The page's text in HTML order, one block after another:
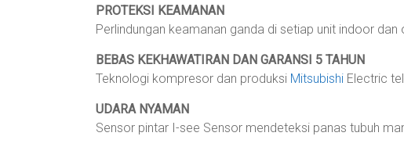
PROTEKSI KEAMANAN
Perlindungan keamanan ganda di setiap unit indoor
BEBAS KEKHAWATIRAN DAN GARANSI 5 TAHUN
Teknologi kompresor dan produksi Mitsubishi Electric
UDARA NYAMAN
Sensor pintar I-see Sensor mendeteksi panas tubuh